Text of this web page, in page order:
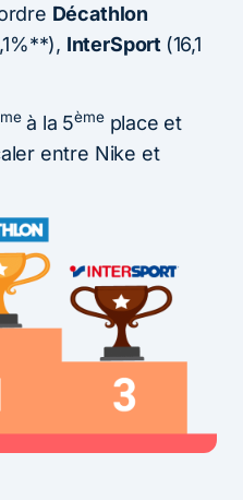
Décathlon
InterSport (16,1
à la 5èmeplace et
entre Nike et